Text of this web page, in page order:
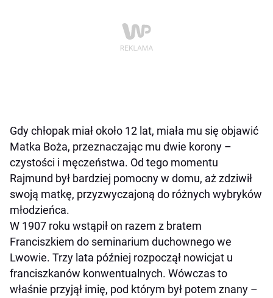
Gdy chłopak miał około 12 lat, miała mu się objawić
Matka Boża, przeznaczając mu dwie korony –
czystości i męczeństwa. Od tego momentu
Rajmund był bardziej pomocny w domu, aż zdziwił
swoją matkę, przyzwyczajoną do różnych wybryków
młodzieńca.
W 1907 roku wstąpił on razem z bratem
Franciszkiem do seminarium duchownego we
Lwowie. Trzy lata później rozpoczął nowicjat u
franciszkanów konwentualnych. Wówczas to
właśnie przyjął imię, pod którym był potem znany –